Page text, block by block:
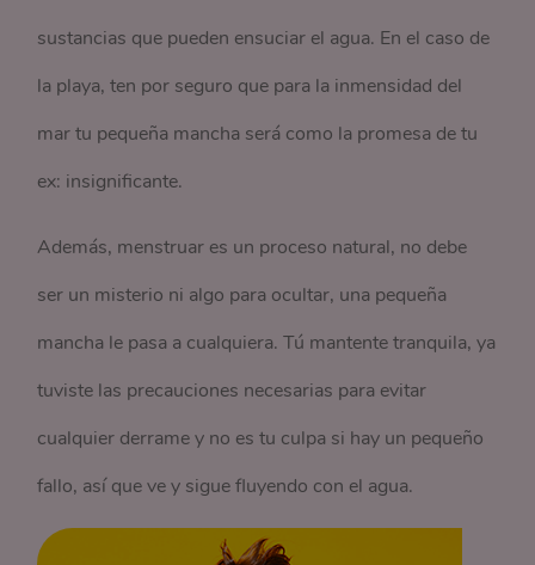
sustancias que pueden ensuciar el agua. En el caso de
la playa, ten por seguro que para la inmensidad del
mar tu pequeña mancha será como la promesa de tu
ex: insignificante.
Además, menstruar es un proceso natural, no debe
ser un misterio ni algo para ocultar, una pequeña
mancha le pasa a cualquiera. Tú mantente tranquila, ya
tuviste las precauciones necesarias para evitar
cualquier derrame y no es tu culpa si hay un pequeño
fallo, así que ve y sigue fluyendo con el agua.